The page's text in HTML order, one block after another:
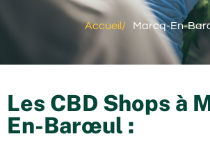
Accueil / Marcq-En-
Les CBD Shops à
En-Barœul :